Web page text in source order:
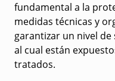
fundamental a la
medidas técnicas y
garantizar un nivel
al cual están
tratados.